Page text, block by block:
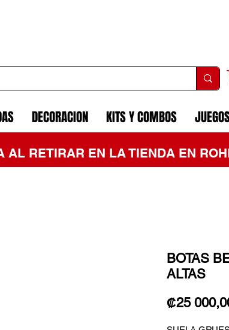
DECORACION KITS Y COMBOS
AL RETIRAR EN LA TIENDA EN
BOTAS
ALTAS
₡25